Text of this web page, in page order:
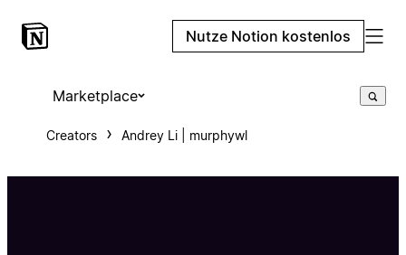
Nutze Notion kostenlos
Marketplace
Creators Andrey Li | murphywl